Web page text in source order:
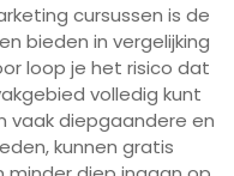
cursussen is de
bieden in vergelijking
loop je het risico dat
volledig kunt
vaak diepgaandere en
kunnen gratis